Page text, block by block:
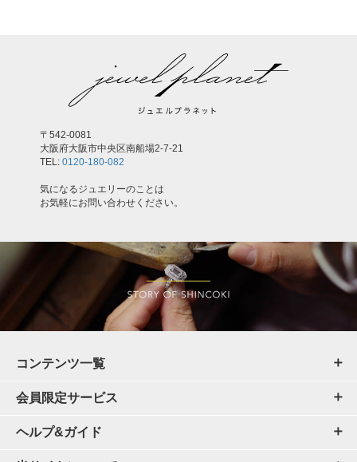
〒542-0081
大阪府大阪市中央区南船場2-7-21
TEL: 0120-180-082
気になるジュエリーのことは
お気軽にお問い合わせください。
コンテンツ一覧
会員限定サービス
ヘルプ&ガイド